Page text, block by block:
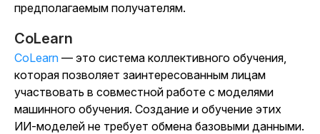
предполагаемым получателям.
CoLearn
CoLearn — это система коллективного обучения,
которая позволяет заинтересованным лицам
участвовать в совместной работе с моделями
машинного обучения. Создание и обучение этих
ИИ-моделей не требует обмена базовыми данными.